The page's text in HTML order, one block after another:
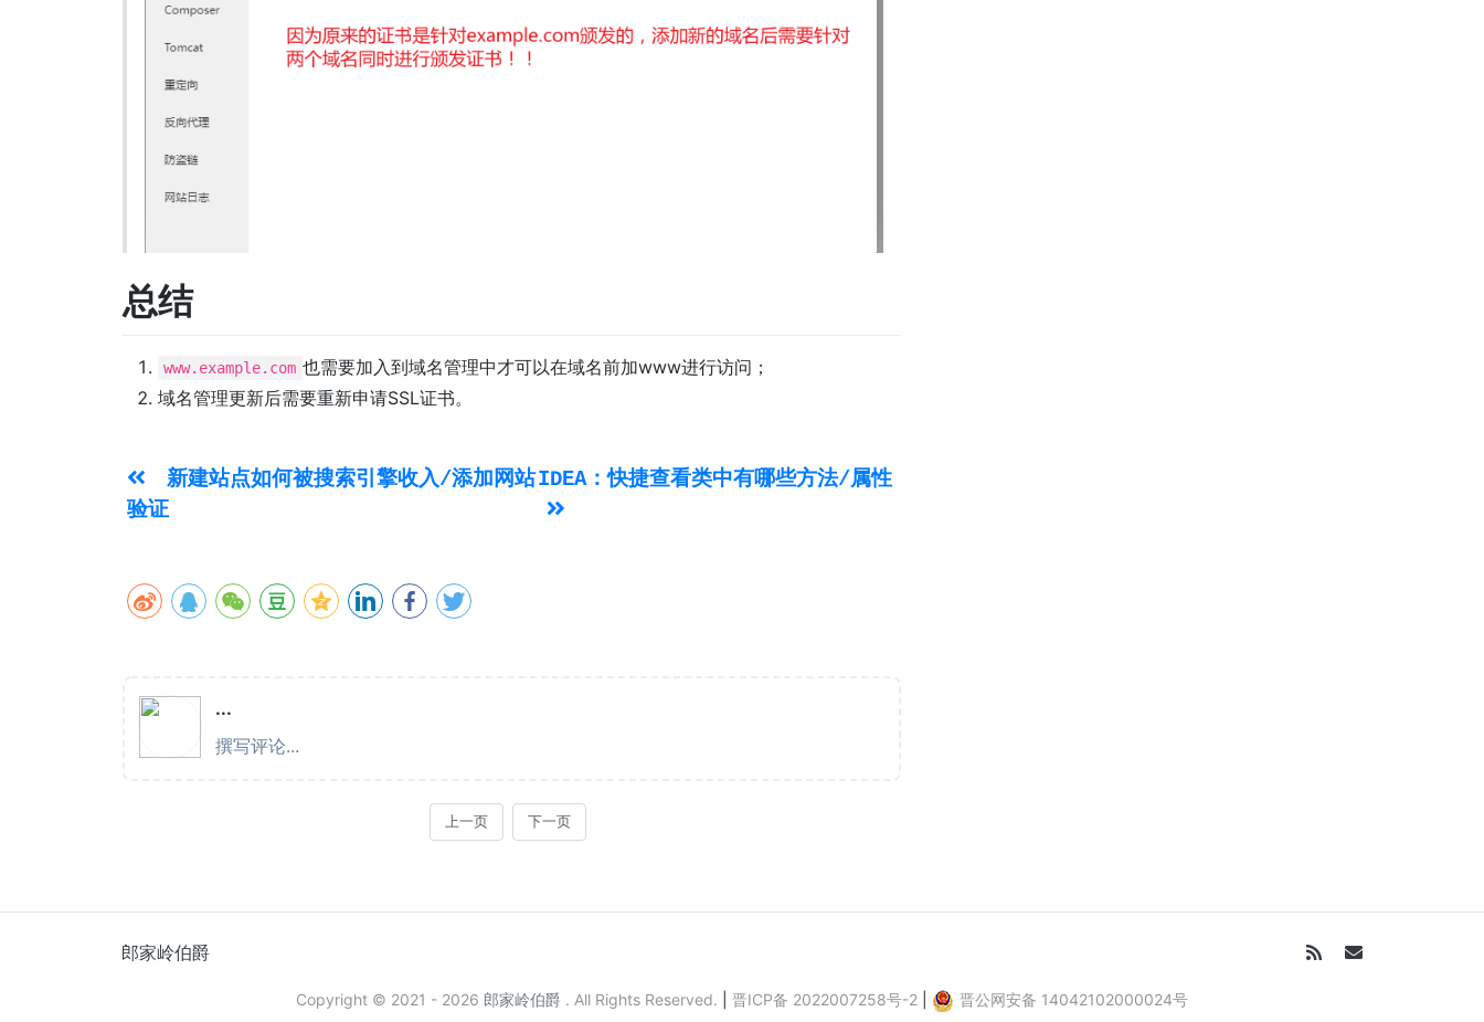
总结
www.example.com 也需要加入到域名管理中才可以在域名前加www进行访问；
域名管理更新后需要重新申请SSL证书。
新建站点如何被搜索引擎收入/添加网站
验证
IDEA：快捷查看类中有哪些方法/属性
郎家岭伯爵
Copyright © 2021 - 2026 郎家岭伯爵 . All Rights Reserved. 晋ICP备 2022007258号-2 晋公网安备 14042102000024号